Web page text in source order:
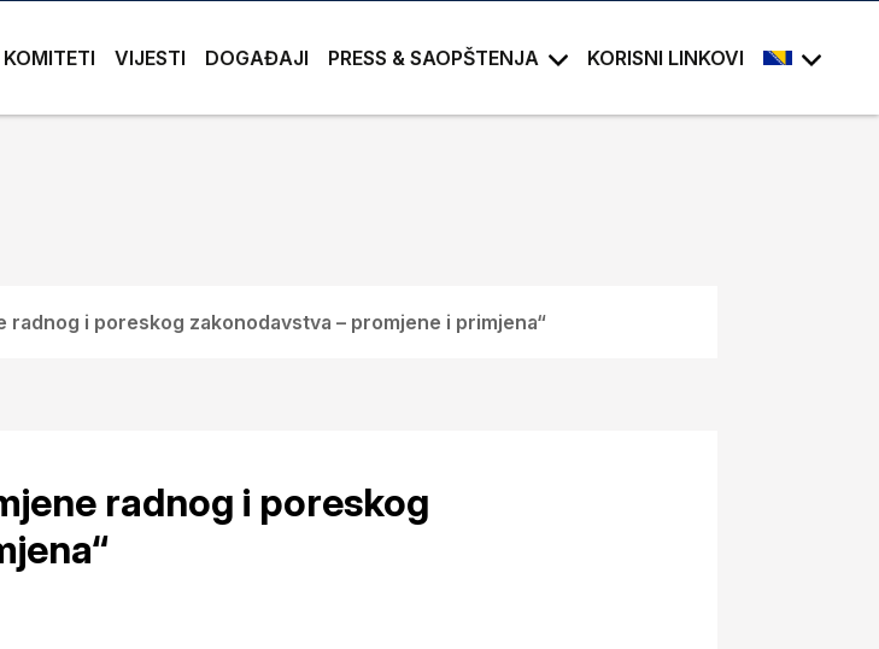
KOMITETI VIJESTI DOGAĐAJI PRESS & SAOPŠTENJA KORISNI LINKOVI
radnog i poreskog zakonodavstva – promjene i primjena“
radnog i poreskog